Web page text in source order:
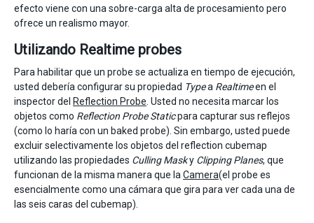
efecto viene con una sobre-carga alta de procesamiento pero
ofrece un realismo mayor.
Utilizando Realtime probes
Para habilitar que un probe se actualiza en tiempo de ejecución,
usted debería configurar su propiedad Typea Realtimeen el
inspector del Reflection Probe . Usted no necesita marcar los
objetos como Reflection Probe Staticpara capturar sus reflejos
(como lo haría con un baked probe). Sin embargo, usted puede
excluir selectivamente los objetos del reflection cubemap
utilizando las propiedades Culling Masky Clipping Planes, que
funcionan de la misma manera que la Camera(el probe es
esencialmente como una cámara que gira para ver cada una de
las seis caras del cubemap).